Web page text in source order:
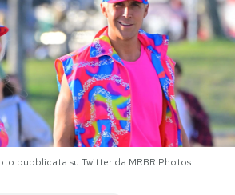
pubblicata su Twitter da MRBR Photos